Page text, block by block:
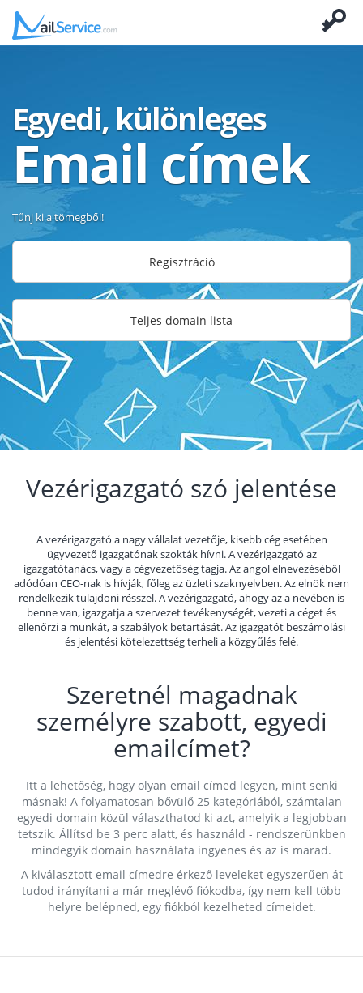
Egyedi, különleges
Email címek
Tűnj ki a tömegből!
Regisztráció
Teljes domain lista
Vezérigazgató szó jelentése
A vezérigazgató a nagy vállalat vezetője, kisebb cég esetében
ügyvezető igazgatónak szokták hívni. A vezérigazgató az
igazgatótanács, vagy a cégvezetőség tagja. Az angol elnevezéséből
adódóan CEO-nak is hívják, főleg az üzleti szaknyelvben. Az elnök nem
rendelkezik tulajdoni résszel. A vezérigazgató, ahogy az a nevében is
benne van, igazgatja a szervezet tevékenységét, vezeti a céget és
ellenőrzi a munkát, a szabályok betartását. Az igazgatót beszámolási
és jelentési kötelezettség terheli a közgyűlés felé.
Szeretnél magadnak
személyre szabott, egyedi
emailcímet?
Itt a lehetőség, hogy olyan email címed legyen, mint senki
másnak! A folyamatosan bővülő 25 kategóriából, számtalan
egyedi domain közül választhatod ki azt, amelyik a legjobban
tetszik. Állítsd be 3 perc alatt, és használd - rendszerünkben
mindegyik domain használata ingyenes és az is marad.
A kiválasztott email címedre érkező leveleket egyszerűen át
tudod irányítani a már meglévő fiókodba, így nem kell több
helyre belépned, egy fiókból kezelheted címeidet.